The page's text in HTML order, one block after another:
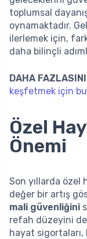
toplumsal
oynamaktadır.
ilerlemek için,
daha bilinçli
DAHA
keşfetmek için
Özel
Önemi
Son yıllarda özel
değer bir artış
mali güvenliğini
refah düzeyini
hayat